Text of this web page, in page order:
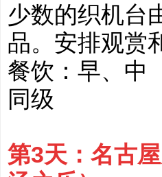
少数的织机台
品。安排观赏
餐饮：早、
同级
第3天：名古